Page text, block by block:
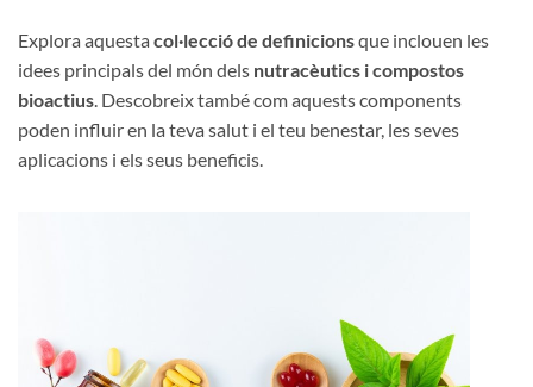
Explora aquesta col·lecció de definicionsque inclouen les
idees principals del món dels nutracèutics i compostos
bioactius. Descobreix també com aquests components
poden influir en la teva salut i el teu benestar, les seves
aplicacions i els seus beneficis.